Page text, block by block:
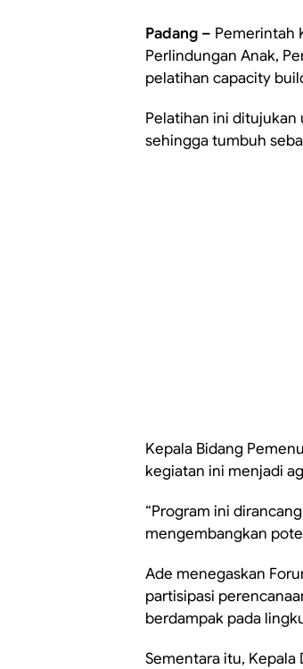
Padang – Pemerintah
Perlindungan Anak,
pelatihan capacity
Pelatihan ini
sehingga tumbuh
Kepala Bidang
kegiatan ini menjadi
“Program ini
mengembangkan
Ade menegaskan
partisipasi
berdampak pada
Sementara itu, Kepala